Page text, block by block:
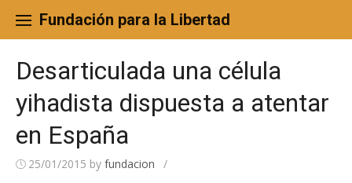
content
Fundación para la Libertad
Desarticulada una célula
yihadista dispuesta a atentar
en España
25/01/2015 by fundacion /